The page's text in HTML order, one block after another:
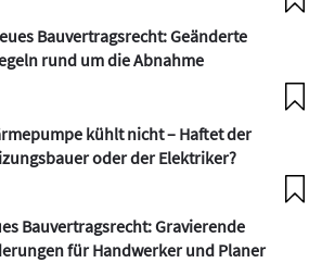
Bauvertragsrecht: Geänderte
rund um die Abnahme
kühlt nicht – Haftet der
oder der Elektriker?
Bauvertragsrecht: Gravierende
für Handwerker und Planer